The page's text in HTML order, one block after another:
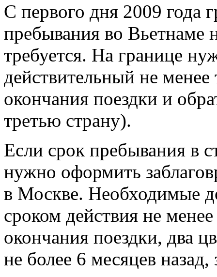
С первого дня 2009 года
пребывания во Вьетнаме
требуется. На границе
действительный не
окончания поездки и
третью страну).
Если срок пребывания в
нужно оформить
в Москве. Необходимые
сроком действия не
окончания поездки, два
не более 6 месяцев назад,